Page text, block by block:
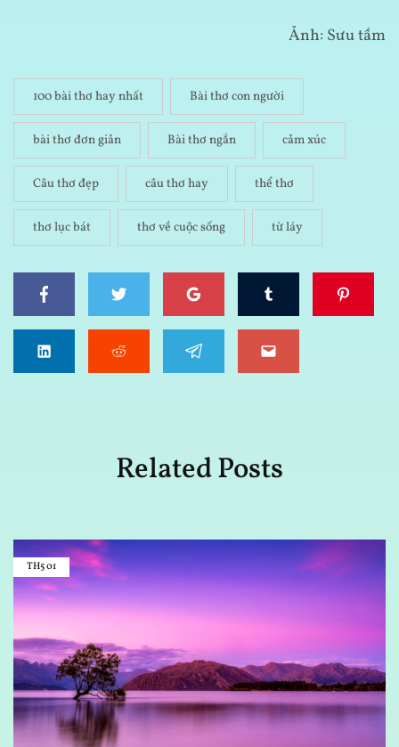
Ảnh: Sưu tầm
100 bài thơ hay nhất Bài thơ con người
bài thơ đơn giản Bài thơ ngắn cảm xúc
Câu thơ đẹp câu thơ hay thể thơ
thơ lục bát thơ về cuộc sống từ láy
Related Posts
TH501